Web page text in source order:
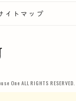
イトマップ
ALL RIGHTS RESERVED.